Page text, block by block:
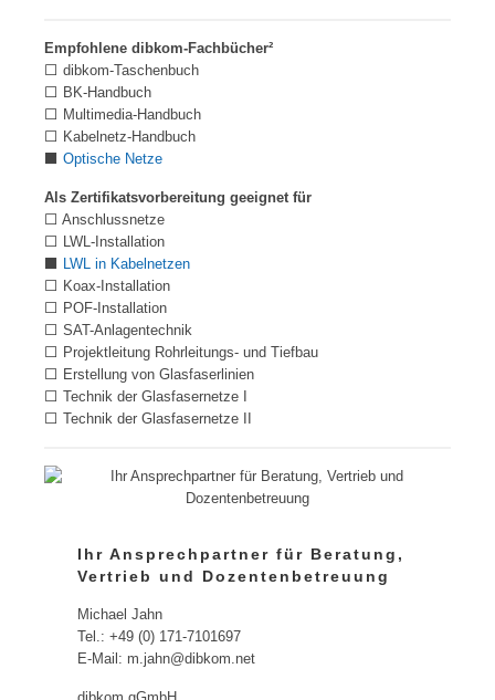
Empfohlene dibkom-Fachbücher²
⬜ dibkom-Taschenbuch
⬜ BK-Handbuch
⬜ Multimedia-Handbuch
⬜ Kabelnetz-Handbuch
Optische Netze
Als Zertifikatsvorbereitung geeignet für
⬜ Anschlussnetze
⬜ LWL-Installation
LWL in Kabelnetzen
⬜ Koax-Installation
⬜ POF-Installation
⬜ SAT-Anlagentechnik
⬜ Projektleitung Rohrleitungs- und Tiefbau
⬜ Erstellung von Glasfaserlinien
⬜ Technik der Glasfasernetze I
⬜ Technik der Glasfasernetze II
Ihr Ansprechpartner für Beratung,
Vertrieb und Dozentenbetreuung
Michael Jahn
Tel.: +49 (0) 171-7101697
E-Mail: m.jahn@dibkom.net